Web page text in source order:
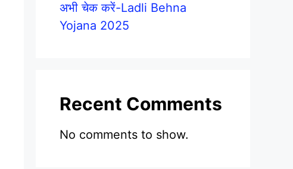
अभी चेक करें-Ladli Behna
Yojana 2025
Recent Comments
No comments to show.